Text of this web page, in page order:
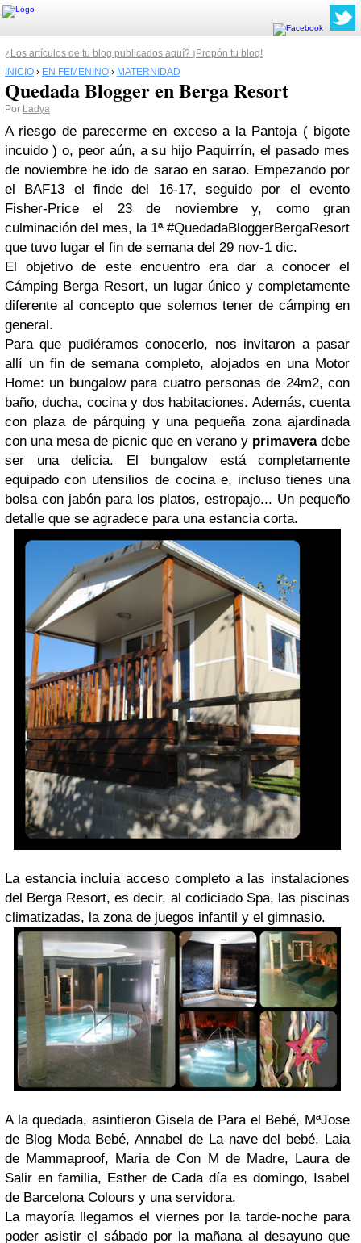
¿Los artículos de tu blog publicados aquí? ¡Propón tu blog!
INICIO › EN FEMENINO › MATERNIDAD
Quedada Blogger en Berga Resort
Por Ladya
A riesgo de parecerme en exceso a la Pantoja ( bigote
incuido ) o, peor aún, a su hijo Paquirrín, el pasado mes
de noviembre he ido de sarao en sarao. Empezando por
el BAF13 el finde del 16-17, seguido por el evento
Fisher-Price el 23 de noviembre y, como gran
culminación del mes, la 1ª #QuedadaBloggerBergaResort
que tuvo lugar el fin de semana del 29 nov-1 dic.
El objetivo de este encuentro era dar a conocer el
Cámping Berga Resort, un lugar único y completamente
diferente al concepto que solemos tener de cámping en
general.
Para que pudiéramos conocerlo, nos invitaron a pasar
allí un fin de semana completo, alojados en una Motor
Home: un bungalow para cuatro personas de 24m2, con
baño, ducha, cocina y dos habitaciones. Además, cuenta
con plaza de párquing y una pequeña zona ajardinada
con una mesa de picnic que en verano y primaveradebe
ser una delicia. El bungalow está completamente
equipado con utensilios de cocina e, incluso tienes una
bolsa con jabón para los platos, estropajo... Un pequeño
detalle que se agradece para una estancia corta.
La estancia incluía acceso completo a las instalaciones
del Berga Resort, es decir, al codiciado Spa, las piscinas
climatizadas, la zona de juegos infantil y el gimnasio.
A la quedada, asintieron Gisela de Para el Bebé, MªJose
de Blog Moda Bebé, Annabel de La nave del bebé, Laia
de Mammaproof, Maria de Con M de Madre, Laura de
Salir en familia, Esther de Cada día es domingo, Isabel
de Barcelona Colours y una servidora.
La mayoría llegamos el viernes por la tarde-noche para
poder asistir el sábado por la mañana al desayuno que